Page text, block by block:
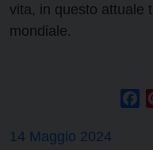
vita, in questo attuale
mondiale.
14 Maggio 2024